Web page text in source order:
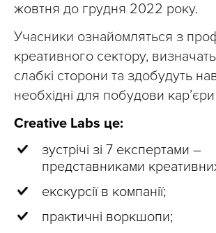
жовтня до грудня 2022 року.
Учасники ознайомляться з
креативного сектору, визначать
слабкі сторони та здобудуть
необхідні для побудови кар’єри
Creative Labs це:
зустрічі зі 7 експертами –
представниками
екскурсії в компанії;
практичні воркшопи;